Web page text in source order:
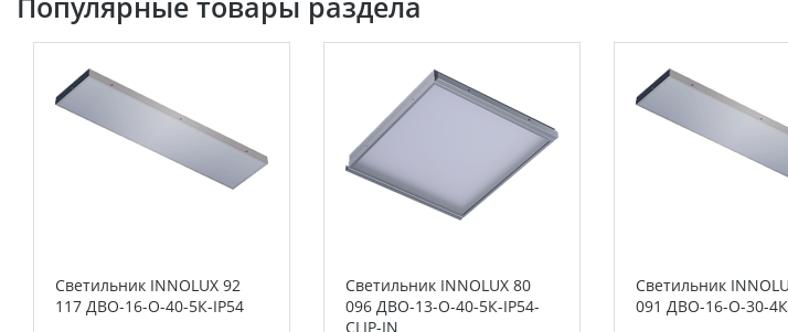
Светильник INNOLUX 92
117 ДВО-16-О-40-5К-IP54
Светильник INNOLUX 80
096 ДВО-13-О-40-5К-IP54-
CLIP-IN
Светильник
091 ДВО-16-O-30-